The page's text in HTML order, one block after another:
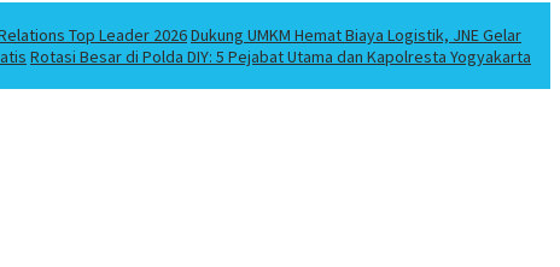
Top Leader 2026Dukung UMKM Hemat Biaya Logistik, JNE Gelar
Rotasi Besar di Polda DIY: 5 Pejabat Utama dan Kapolresta Yogyakarta